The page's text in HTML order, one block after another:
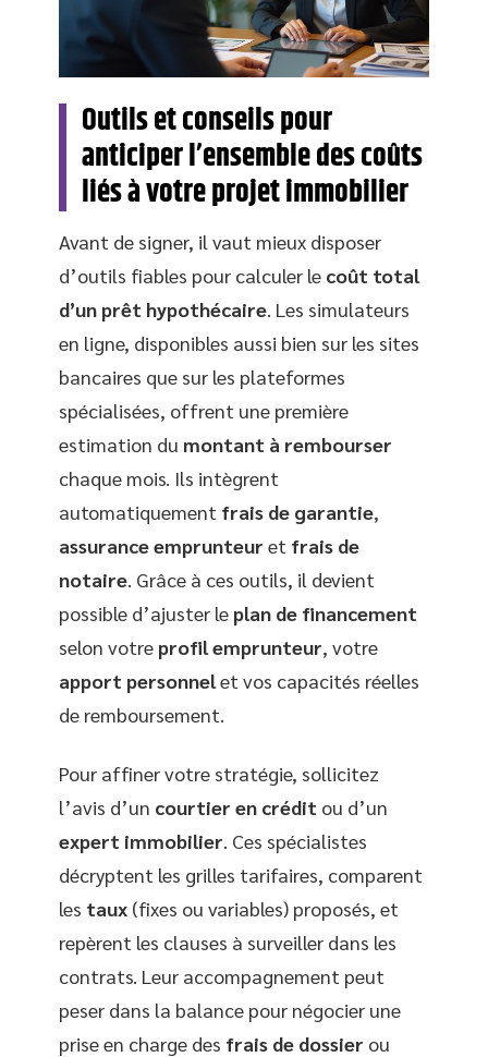
Outils et conseils pour
anticiper l’ensemble des coûts
liés à votre projet immobilier
Avant de signer, il vaut mieux disposer
d’outils fiables pour calculer le coût total
d’un prêt hypothécaire. Les simulateurs
en ligne, disponibles aussi bien sur les sites
bancaires que sur les plateformes
spécialisées, offrent une première
estimation du montant à rembourser
chaque mois. Ils intègrent
automatiquement frais de garantie,
assurance emprunteur et frais de
notaire. Grâce à ces outils, il devient
possible d’ajuster le plan de financement
selon votre profil emprunteur, votre
apport personnelet vos capacités réelles
de remboursement.
Pour affiner votre stratégie, sollicitez
l’avis d’un courtier en crédit ou d’un
expert immobilier. Ces spécialistes
décryptent les grilles tarifaires, comparent
les taux (fixes ou variables) proposés, et
repèrent les clauses à surveiller dans les
contrats. Leur accompagnement peut
peser dans la balance pour négocier une
prise en charge des frais de dossier ou